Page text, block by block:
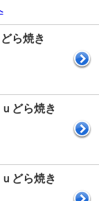
ら焼き
どら焼き
どら焼き